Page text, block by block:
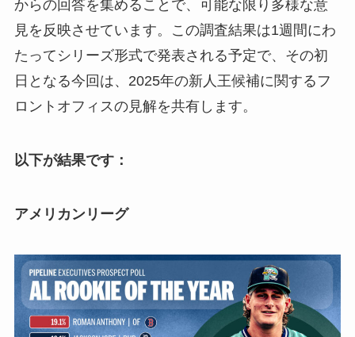
からの回答を集めることで、可能な限り多様な意
見を反映させています。この調査結果は1週間にわ
たってシリーズ形式で発表される予定で、その初
日となる今回は、2025年の新人王候補に関するフ
ロントオフィスの見解を共有します。
以下が結果です：
アメリカンリーグ